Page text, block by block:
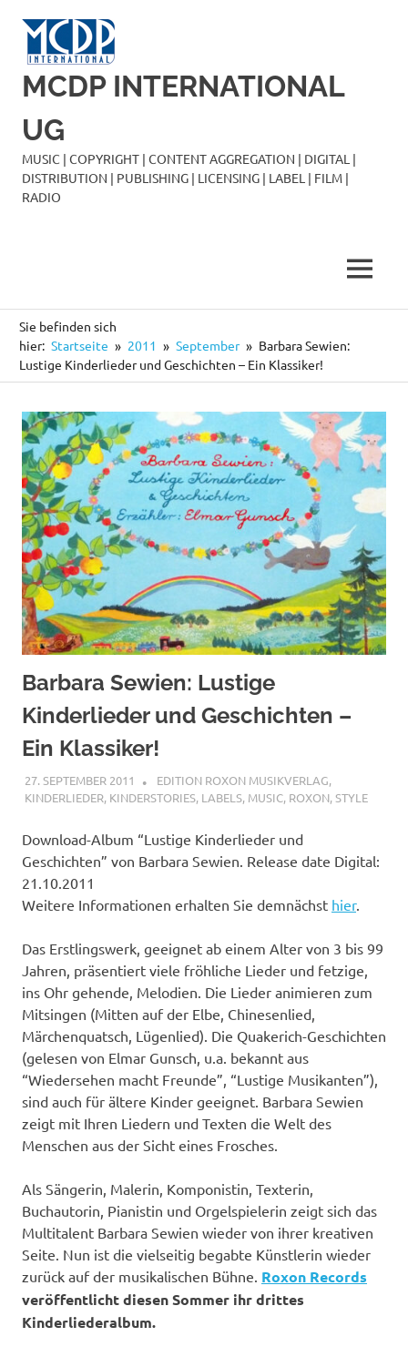
Inhalt
springen
MCDP INTERNATIONAL
UG
MUSIC | COPYRIGHT | CONTENT AGGREGATION | DIGITAL |
DISTRIBUTION | PUBLISHING | LICENSING | LABEL | FILM |
RADIO
MENÜ
Sie befinden sich
hier: Startseite 2011 September
Barbara Sewien:
Lustige Kinderlieder und Geschichten – Ein Klassiker!
Barbara Sewien: Lustige
Kinderlieder und Geschichten –
Ein Klassiker!
27. SEPTEMBER 2011 MCDP-INTERNATIONAL
EDITION ROXON MUSIKVERLAG,
KINDERLIEDER, KINDERSTORIES, LABELS, MUSIC, ROXON,STYLE
Download-Album “Lustige Kinderlieder und
Geschichten” von Barbara Sewien. Release date Digital:
21.10.2011
Weitere Informationen erhalten Sie demnächst hier.
Das Erstlingswerk, geeignet ab einem Alter von 3 bis 99
Jahren, präsentiert viele fröhliche Lieder und fetzige,
ins Ohr gehende, Melodien. Die Lieder animieren zum
Mitsingen (Mitten auf der Elbe, Chinesenlied,
Märchenquatsch, Lügenlied). Die Quakerich-Geschichten
(gelesen von Elmar Gunsch, u.a. bekannt aus
“Wiedersehen macht Freunde”, “Lustige Musikanten”),
sind auch für ältere Kinder geeignet. Barbara Sewien
zeigt mit Ihren Liedern und Texten die Welt des
Menschen aus der Sicht eines Frosches.
Als Sängerin, Malerin, Komponistin, Texterin,
Buchautorin, Pianistin und Orgelspielerin zeigt sich das
Multitalent Barbara Sewien wieder von ihrer kreativen
Seite. Nun ist die vielseitig begabte Künstlerin wieder
zurück auf der musikalischen Bühne. Roxon Records
veröffentlicht diesen Sommer ihr drittes
Kinderliederalbum.